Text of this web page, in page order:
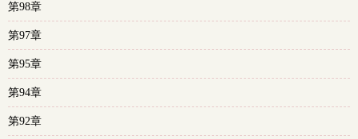
第98章
第97章
第95章
第94章
第92章